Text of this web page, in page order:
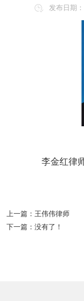
发布日期
李金红律
上一篇： 王伟伟律师
下一篇：没有了！